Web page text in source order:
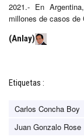
2021.- En
millones de casos de
(Anlay)
Etiquetas :
Carlos Concha Boy
Juan Gonzalo Rose